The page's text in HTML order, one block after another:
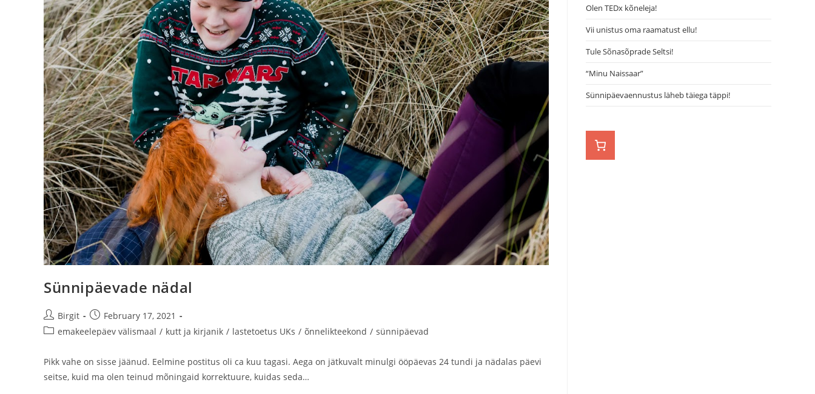
Sünnipäevade nädal
Birgit
February 17, 2021
emakeelepäev välismaal / kutt ja kirjanik / lastetoetus UKs / õnnelikteekond / sünnipäevad
Pikk vahe on sisse jäänud. Eelmine postitus oli ca kuu tagasi. Aega on jätkuvalt minulgi ööpäevas 24 tundi ja nädalas päevi
seitse, kuid ma olen teinud mõningaid korrektuure, kuidas seda…
Olen TEDx kõneleja!
Vii unistus oma raamatust ellu!
Tule Sõnasõprade Seltsi!
“Minu Naissaar”
Sünnipäevaennustus läheb täiega täppi!